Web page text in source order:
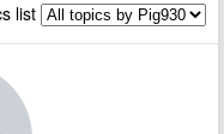
list